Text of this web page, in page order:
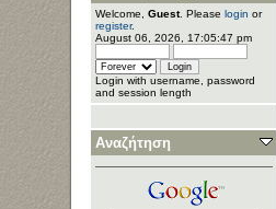
Welcome, Guest. Please login or
register.
August 06, 2026, 17:05:47 pm
Login with username, password
and session length
Αναζήτηση